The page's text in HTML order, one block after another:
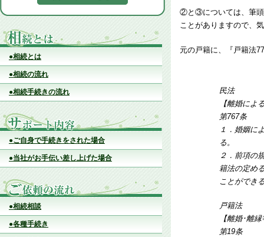
●相続とは
●相続の流れ
●相続手続きの流れ
●ご自身で手続きをされた場合
●当社がお手伝い差し上げた場合
●相続相談
●各種手続き
②と③については、筆頭
ことがありますので、
元の戸籍に、『戸籍法
民法
【離婚に
第767条
１．婚姻に
る。
２．前項の
籍法の定め
ことができ
戸籍法
【離婚･離
第19条